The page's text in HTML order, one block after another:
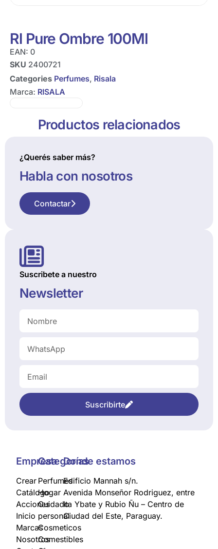
Rl Pure Ombre 100Ml
EAN: 0
SKU 2400721
Categories Perfumes, Risala
Marca: RISALA
Productos relacionados
¿Querés saber más?
Habla con nosotros
Contactar
Suscribete a nuestro
Newsletter
Suscribirte
Empresa
Crear
Catálogo
Acciones
Inicio
Marcas
Nosotros
Categorías
Perfumes
Hogar
Cuidado
personal
Cosmeticos
Comestibles
Donde estamos
Edificio Mannah s/n.
Avenida Monseñor Rodriguez, entre
Ita Ybate y Rubio Ñu – Centro de
Ciudad del Este, Paraguay.